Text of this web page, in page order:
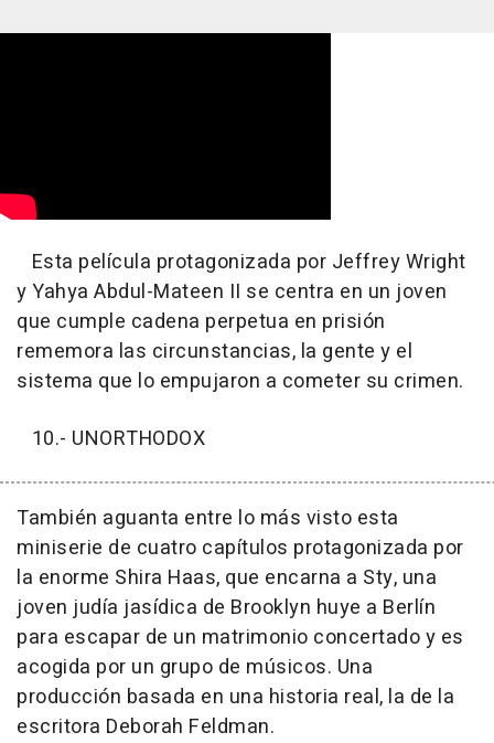
Esta película protagonizada por Jeffrey Wright
y Yahya Abdul-Mateen II se centra en un joven
que cumple cadena perpetua en prisión
rememora las circunstancias, la gente y el
sistema que lo empujaron a cometer su crimen.
10.- UNORTHODOX
También aguanta entre lo más visto esta
miniserie de cuatro capítulos protagonizada por
la enorme Shira Haas, que encarna a Sty, una
joven judía jasídica de Brooklyn huye a Berlín
para escapar de un matrimonio concertado y es
acogida por un grupo de músicos. Una
producción basada en una historia real, la de la
escritora Deborah Feldman.